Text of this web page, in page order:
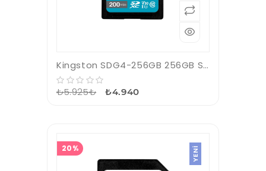
Kingston SDG4-256GB 256GB SDXC Canvas Go Plus Gen4 200MB-s C10 UHS-I U3 V30 Hafıza Kartı
₺5.925₺ ₺4.940
20% YENI